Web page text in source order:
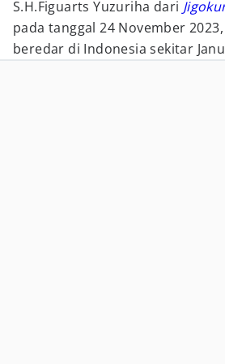
S.H.Figuarts Yuzuriha dari
pada tanggal 24 November
beredar di Indonesia sekitar